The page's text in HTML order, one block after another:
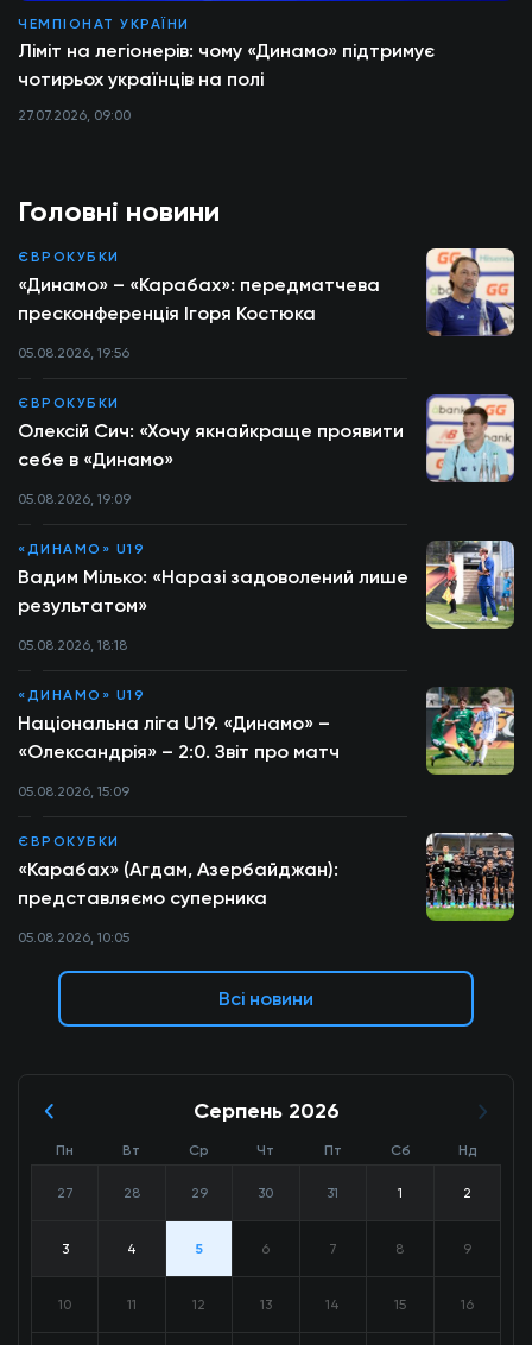
Головні новини
ЄВРОКУБКИ
«Динамо» – «Карабах»: передматчева
пресконференція Ігоря Костюка
05.08.2026, 19:56
ЄВРОКУБКИ
Олексій Сич: «Хочу якнайкраще проявити
себе в «Динамо»
05.08.2026, 19:09
«ДИНАМО» U19
Вадим Мілько: «Наразі задоволений лише
результатом»
05.08.2026, 18:18
«ДИНАМО» U19
Національна ліга U19. «Динамо» –
«Олександрія» – 2:0. Звіт про матч
05.08.2026, 15:09
ЄВРОКУБКИ
«Карабах» (Агдам, Азербайджан):
представляємо суперника
05.08.2026, 10:05
Всі новини
Серпень 2026
Пн Вт Ср Чт Пт Сб Нд
27 28 29 30 31 1 2
3 4 5 6 7 8 9
10 11 12 13 14 15 16
ЧЕМПІОНАТ УКРАЇНИ
Ліміт на легіонерів: чому «Динамо» підтримує
чотирьох українців на полі
27.07.2026, 09:00